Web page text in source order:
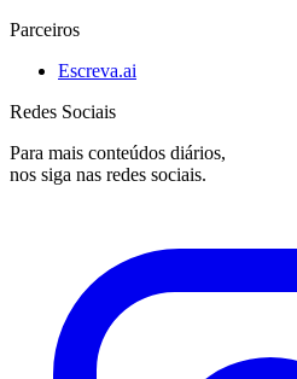
Parceiros
Escreva.ai
Redes Sociais
Para mais conteúdos diários,
nos siga nas redes sociais.